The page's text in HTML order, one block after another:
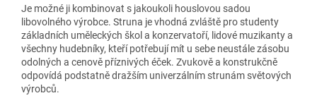
Je možné ji kombinovat s jakoukoli houslovou sadou
libovolného výrobce. Struna je vhodná zvláště pro studenty
základních uměleckých škol a konzervatoří, lidové muzikanty a
všechny hudebníky, kteří potřebují mít u sebe neustále zásobu
odolných a cenově příznivých éček. Zvukově a konstrukčně
odpovídá podstatně dražším univerzálním strunám světových
výrobců.